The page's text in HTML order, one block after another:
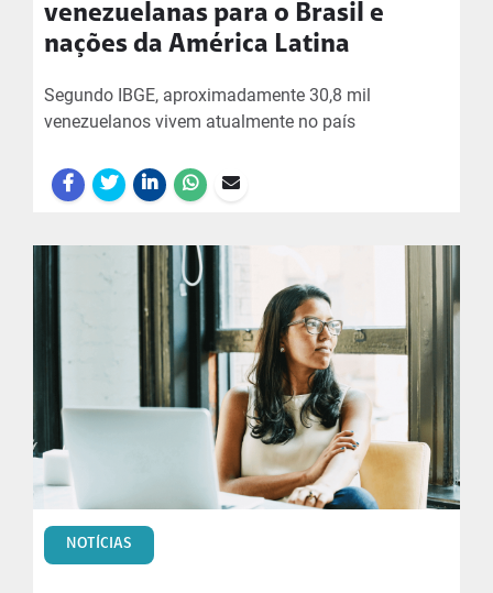
venezuelanas para o Brasil e
nações da América Latina
Segundo IBGE, aproximadamente 30,8 mil
venezuelanos vivem atualmente no país
NOTÍCIAS